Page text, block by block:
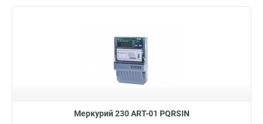
Меркурий 230 АRT-01 PQRSIN